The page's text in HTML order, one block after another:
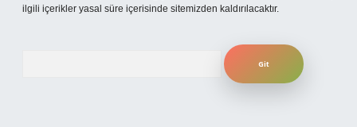
ilgili içerikler yasal süre içerisinde sitemizden kaldırılacaktır.